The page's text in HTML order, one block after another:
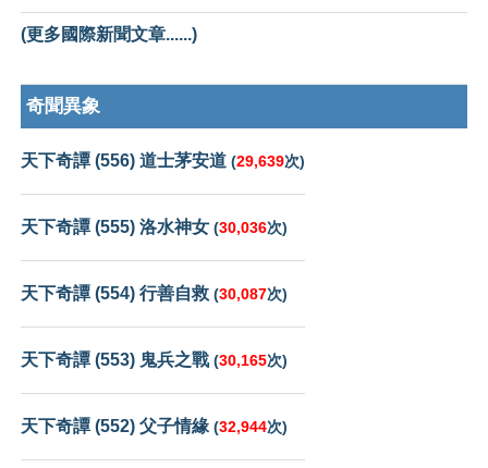
(更多國際新聞文章......)
奇聞異象
天下奇譚 (556) 道士茅安道 (29,639次)
天下奇譚 (555) 洛水神女 (30,036次)
天下奇譚 (554) 行善自救 (30,087次)
天下奇譚 (553) 鬼兵之戰 (30,165次)
天下奇譚 (552) 父子情緣 (32,944次)